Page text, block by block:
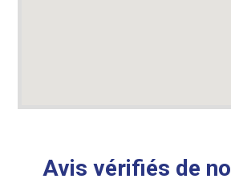
Avis vérifiés de